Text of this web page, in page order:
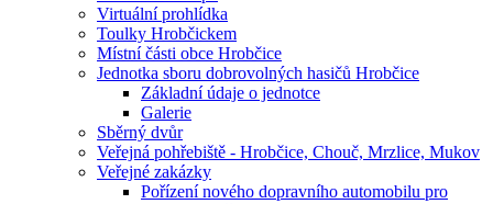
Virtuální prohlídka
Toulky Hrobčickem
Místní části obce Hrobčice
Jednotka sboru dobrovolných hasičů Hrobčice
Základní údaje o jednotce
Galerie
Sběrný dvůr
Veřejná pohřebiště - Hrobčice, Chouč, Mrzlice, Mukov
Veřejné zakázky
Pořízení nového dopravního automobilu pro